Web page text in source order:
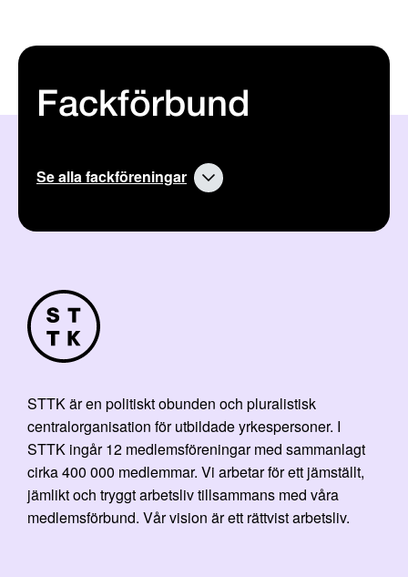
Fackförbund
Se alla fackföreningar
STTK är en politiskt obunden och pluralistisk
centralorganisation för utbildade yrkespersoner. I
STTK ingår 12 medlemsföreningar med sammanlagt
cirka 400 000 medlemmar. Vi arbetar för ett jämställt,
jämlikt och tryggt arbetsliv tillsammans med våra
medlemsförbund. Vår vision är ett rättvist arbetsliv.